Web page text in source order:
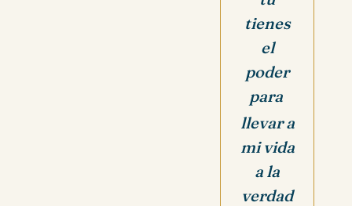
tienes
el
poder
para
llevar a
mi vida
a la
verdad